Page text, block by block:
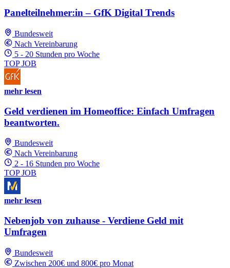
Panelteilnehmer:in – GfK Digital Trends
Bundesweit
Nach Vereinbarung
5 - 20 Stunden pro Woche
TOP JOB
mehr lesen
Geld verdienen im Homeoffice: Einfach Umfragen
beantworten.
Bundesweit
Nach Vereinbarung
2 - 16 Stunden pro Woche
TOP JOB
mehr lesen
Nebenjob von zuhause - Verdiene Geld mit
Umfragen
Bundesweit
Zwischen 200€ und 800€ pro Monat